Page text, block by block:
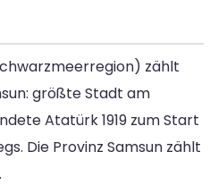
zählt
größte Stadt am
Atatürk 1919 zum Start
Die Provinz Samsun zählt